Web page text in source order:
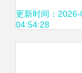
打赢信息系
更新时间：
04:54:28